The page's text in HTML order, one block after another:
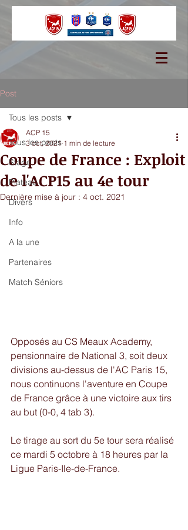
Post
Tous les posts
Stage
Plateau
Divers
Info
A la une
Partenaires
Match Séniors
Tous les posts
Coupe de France : Exploit
de l'ACP15 au 4e tour
ACP 15
3 oct. 2021 1 min de lecture
Dernière mise à jour : 4 oct. 2021
Opposés au CS Meaux Academy,
pensionnaire de National 3, soit deux
divisions au-dessus de l'AC Paris 15,
nous continuons l'aventure en Coupe
de France grâce à une victoire aux tirs
au but (0-0, 4 tab 3).
Le tirage au sort du 5e tour sera réalisé
ce mardi 5 octobre à 18 heures par la
Ligue Paris-Ile-de-France.